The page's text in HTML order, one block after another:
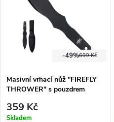
699 Kč
-49%
Masivní vrhací nůž "FIREFLY
THROWER" s pouzdrem
359 Kč
Skladem